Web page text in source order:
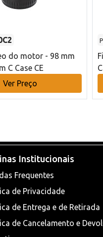
do motor - 98 mm
C Case CE
Ver Preço
Institucionais
Frequentes
de Privacidade
de Entrega e de Retirada
de Cancelamento e